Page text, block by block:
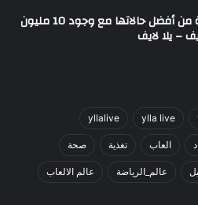
لعبة FC 26 تشهد حالياً واحدة من أفضل حالاتها مع وجود 10 مليون
– يلا لايف
ylla live
yllalive
العاب تغذية صحة
عالم_الرياضة عالم الالعاب